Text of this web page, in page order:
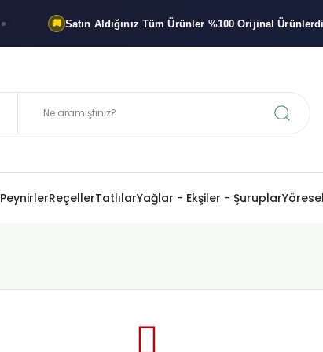
Satın Aldığınız Tüm Ürünler%100 OrijinalÜrünlerdir
PeynirlerReçellerTatlılarYağlar - Ekşiler - Şuruplar